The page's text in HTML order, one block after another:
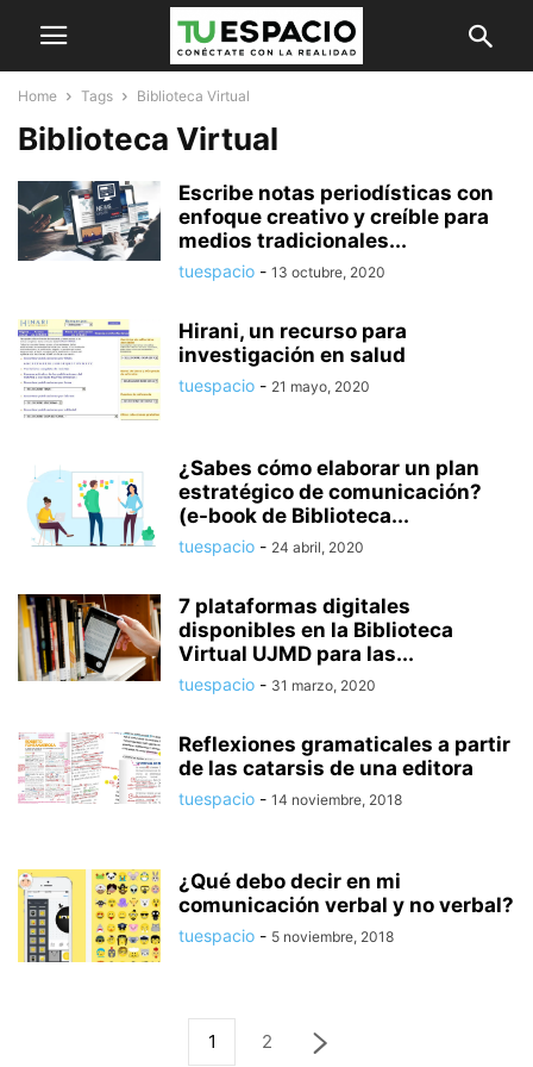
Home Tags Biblioteca Virtual
Biblioteca Virtual
Escribe notas periodísticas con
enfoque creativo y creíble para
medios tradicionales...
tuespacio - 13 octubre, 2020
Hirani, un recurso para
investigación en salud
tuespacio - 21 mayo, 2020
¿Sabes cómo elaborar un plan
estratégico de comunicación?
(e-book de Biblioteca...
tuespacio - 24 abril, 2020
7 plataformas digitales
disponibles en la Biblioteca
Virtual UJMD para las...
tuespacio - 31 marzo, 2020
Reflexiones gramaticales a partir
de las catarsis de una editora
tuespacio - 14 noviembre, 2018
¿Qué debo decir en mi
comunicación verbal y no verbal?
tuespacio - 5 noviembre, 2018
1 2